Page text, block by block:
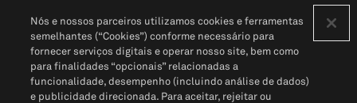
Definições de cookies
Disclaimers Legais Termos de Uso Aviso de Cookies
Política de PrivacidadePortal de privacidade do cliente (em inglês)
Nós e nossos parceiros utilizamos cookies e ferramentas
semelhantes (“Cookies”) conforme necessário para
fornecer serviços digitais e operar nosso site, bem como
para finalidades “opcionais” relacionadas a
funcionalidade, desempenho (incluindo análise de dados)
e publicidade direcionada. Para aceitar, rejeitar ou